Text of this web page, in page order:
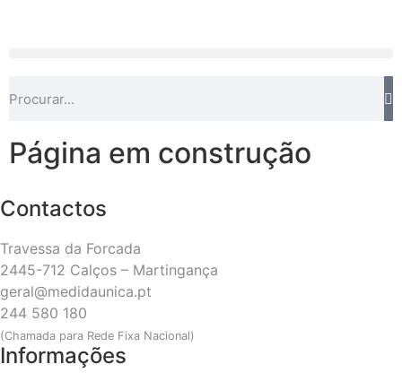
Página em construção
Contactos
Travessa da Forcada
2445-712 Calços – Martingança
geral@medidaunica.pt
244 580 180
(Chamada para Rede Fixa Nacional)
Informações